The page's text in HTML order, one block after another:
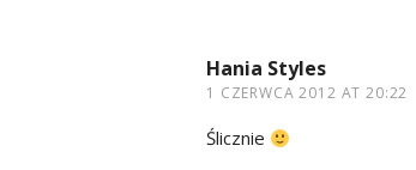
Hania Styles
1 CZERWCA 2012 AT 20:22
Ślicznie